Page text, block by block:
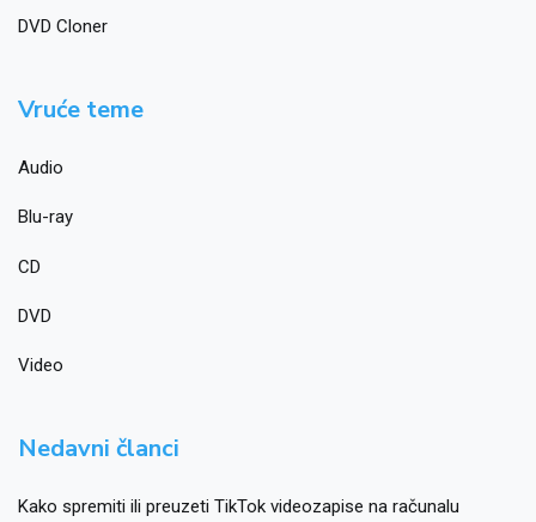
DVD Cloner
Vruće teme
Audio
Blu-ray
CD
DVD
Video
Nedavni članci
Kako spremiti ili preuzeti TikTok videozapise na računalu